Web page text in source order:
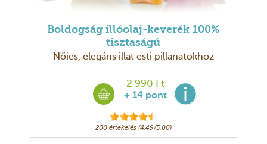
Boldogság illóolaj-keverék 100%
tisztaságú
Nőies, elegáns illat esti pillanatokhoz
2 990 Ft
+ 14 pont
200 értékelés (4.49/5.00)